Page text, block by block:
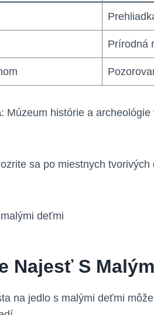
Prírodná
: Múzeum histórie a
sa po miestnych
Najesť S
na jedlo s malými deťmi